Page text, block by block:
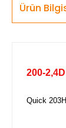
Ürün
200-
Quick